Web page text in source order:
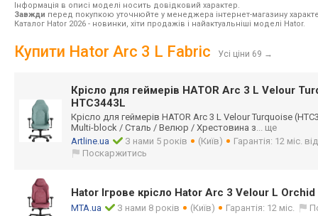
Інформація в описі моделі носить довідковий характер.
Завжди перед покупкою уточнюйте у менеджера інтернет-магазину
Каталог Hator 2026 - новинки, хіти продажів і найактуальніші моделі Hator.
Купити Hator Arc 3 L Fabric Усі ціни 69 →
Крісло для геймерів HATOR Arc 3 L Velour
HTC3443L
Крісло для геймерів HATOR Arc 3 L Velour Turquoise
Multi-block / Сталь / Велюр / Хрестовина з... ще
Artline.ua
З нами 5 років (Київ)
Гарантія: 12 міс.
Поскаржитись
Hator Ігрове крісло Hator Arc 3 Velour L
MTA.ua З нами 8 років (Київ) Гарантія: 12 міс.